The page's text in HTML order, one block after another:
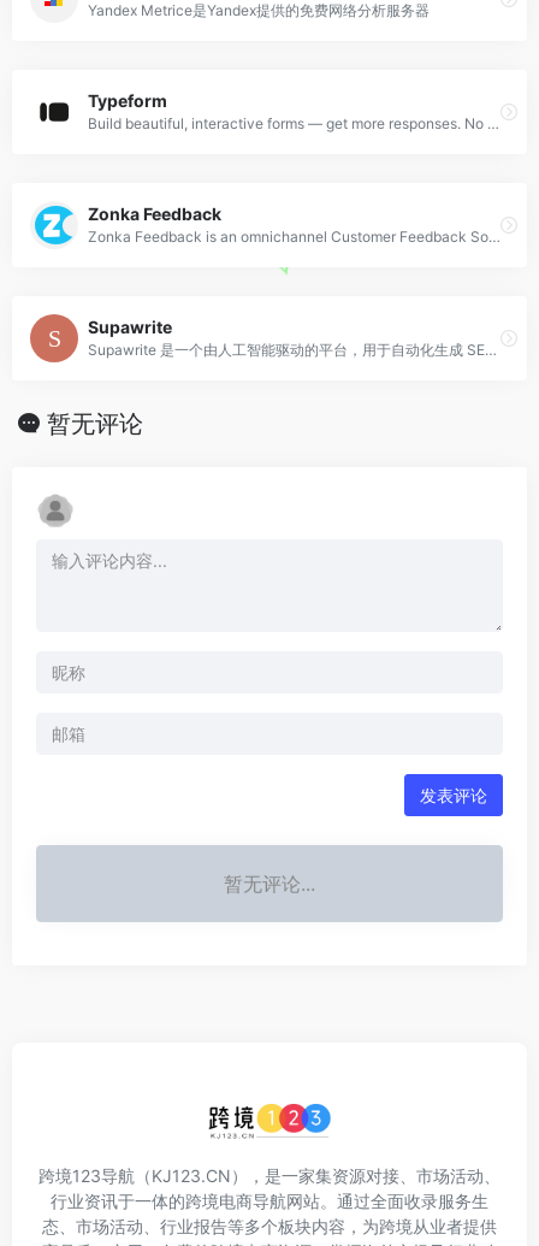
Yandex Metrice是Yandex提供的免费网络分析服务器
Typeform
Build beautiful, interactive forms — get more responses. No coding needed. Templates for quizzes, research, feedback, lead generation, and more. Sign up FREE.
Zonka Feedback
Zonka Feedback is an omnichannel Customer Feedback Software and Survey App to measure real-time CX Metrics like Net Promoter Score (NPS Surveys), CES &amp; CSAT.
Supawrite
Supawrite 是一个由人工智能驱动的平台，用于自动化生成 SEO 博客内容。它处理整个博客流程，从关键词研究到内容创作。
暂无评论
发表评论
暂无评论...
跨境123导航（KJ123.CN），是一家集资源对接、市场活动、
行业资讯于一体的跨境电商导航网站。通过全面收录服务生
态、市场活动、行业报告等多个板块内容，为跨境从业者提供